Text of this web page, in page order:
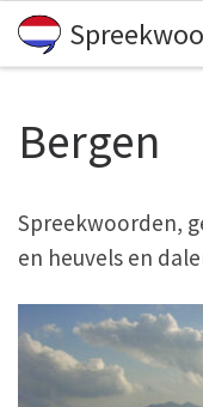
Skip to content
Bergen
Spreekwoorden,
en heuvels en